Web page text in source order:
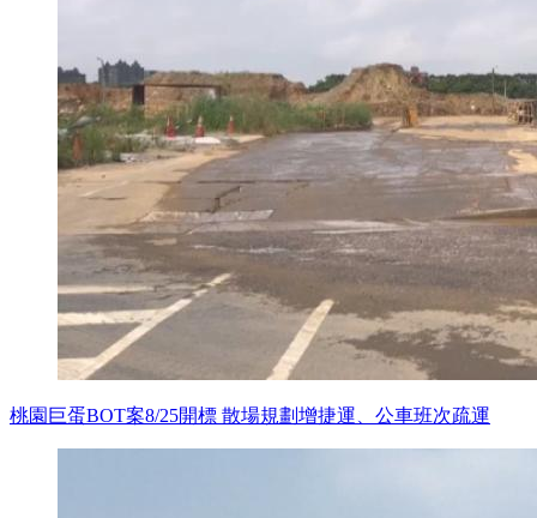
桃園巨蛋BOT案8/25開標 散場規劃增捷運、公車班次疏運